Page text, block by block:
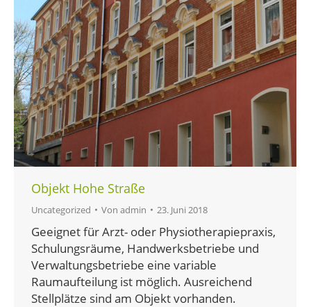
Objekt Hohe Straße
Uncategorized Von admin 23. Juni 2018
Geeignet für Arzt- oder Physiotherapiepraxis,
Schulungsräume, Handwerksbetriebe und
Verwaltungsbetriebe eine variable
Raumaufteilung ist möglich. Ausreichend
Stellplätze sind am Objekt vorhanden.